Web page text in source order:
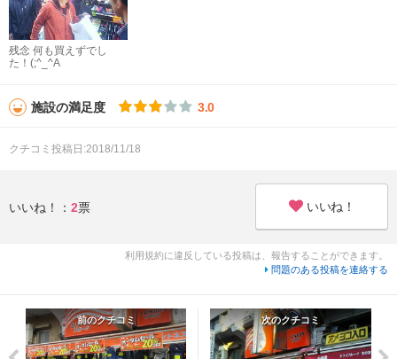
残念 何も買えずでし
た！(;^_^A
施設の満足度 3.0
クチコミ投稿日:2018/11/18
いいね！： 2票 いいね！
利用規約に違反している投稿は、報告することができます。
問題のある投稿を連絡する
前のクチコミ 次のクチコミ